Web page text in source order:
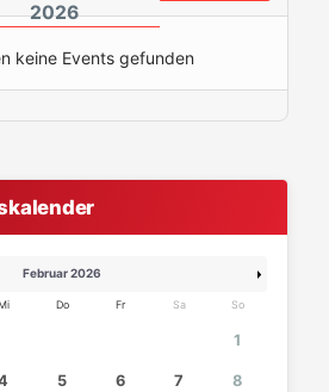
2026
keine Events gefunden
Februar 2026
Do Fr Sa So
1
5 6 7 8